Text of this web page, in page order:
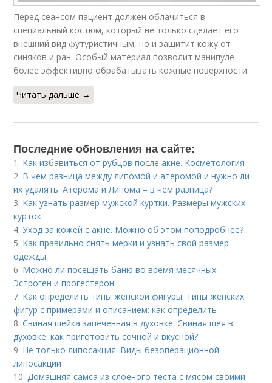
Перед сеансом пациент должен облачиться в
специальный костюм, который не только сделает его
внешний вид футуристичным, но и защитит кожу от
синяков и ран. Особый материал позволит манипуле
более эффективно обрабатывать кожные поверхности.
Читать дальше →
Последние обновления на сайте:
1. Как избавиться от рубцов после акне. Косметология
2. В чем разница между липомой и атеромой и нужно ли
их удалять. Атерома и Липома – в чем разница?
3. Как узнать размер мужской куртки. Размеры мужских
курток
4.Уход за кожей с акне. Можно об этом поподробнее?
5. Как правильно снять мерки и узнать свой размер
одежды
6. Можно ли посещать баню во время месячных.
Эстроген и прогестерон
7. Как определить типы женской фигуры. Типы женских
фигур с примерами и описанием: как определить
8.Свиная шейка запеченная в духовке. Свиная шея в
духовке: как приготовить сочной и вкусной?
9. Не только липосакция. Виды безоперационной
липосакции
10. Домашняя самса из слоеного теста с мясом своими